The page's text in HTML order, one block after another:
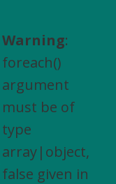
Warning:
foreach()
argument
must be of
type
array|object,
false given in